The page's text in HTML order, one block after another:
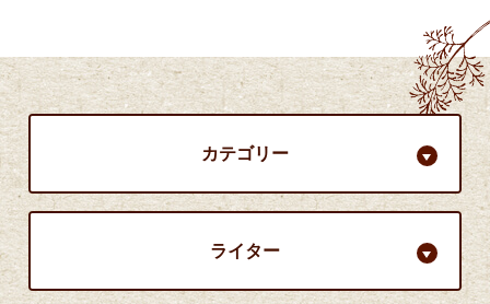
カテゴリー
ライター